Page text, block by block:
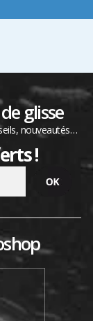
glisse
nouveautés…
!